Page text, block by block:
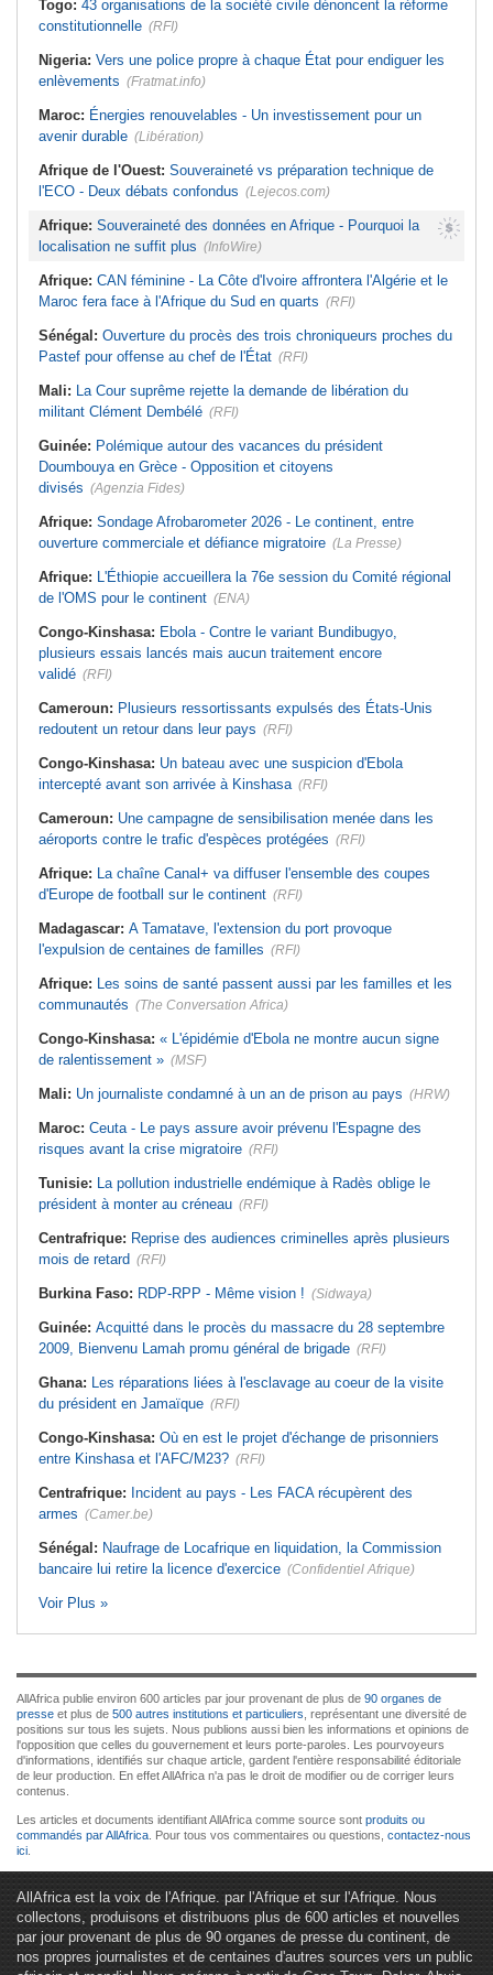
Togo: 43 organisations de la société civile dénoncent la réforme
constitutionnelle (RFI)
Nigeria: Vers une police propre à chaque État pour endiguer les
enlèvements (Fratmat.info)
Maroc: Énergies renouvelables - Un investissement pour un
avenir durable (Libération)
Afrique de l'Ouest: Souveraineté vs préparation technique de
l'ECO - Deux débats confondus (Lejecos.com)
Afrique: Souveraineté des données en Afrique - Pourquoi la
localisation ne suffit plus (InfoWire)
Afrique: CAN féminine - La Côte d'Ivoire affrontera l'Algérie et le
Maroc fera face à l'Afrique du Sud en quarts (RFI)
Sénégal: Ouverture du procès des trois chroniqueurs proches du
Pastef pour offense au chef de l'État (RFI)
Mali: La Cour suprême rejette la demande de libération du
militant Clément Dembélé (RFI)
Guinée: Polémique autour des vacances du président
Doumbouya en Grèce - Opposition et citoyens
divisés (Agenzia Fides)
Afrique: Sondage Afrobarometer 2026 - Le continent, entre
ouverture commerciale et défiance migratoire (La Presse)
Afrique: L'Éthiopie accueillera la 76e session du Comité régional
de l'OMS pour le continent (ENA)
Congo-Kinshasa: Ebola - Contre le variant Bundibugyo,
plusieurs essais lancés mais aucun traitement encore
validé (RFI)
Cameroun: Plusieurs ressortissants expulsés des États-Unis
redoutent un retour dans leur pays (RFI)
Congo-Kinshasa: Un bateau avec une suspicion d'Ebola
intercepté avant son arrivée à Kinshasa (RFI)
Cameroun: Une campagne de sensibilisation menée dans les
aéroports contre le trafic d'espèces protégées (RFI)
Afrique: La chaîne Canal+ va diffuser l'ensemble des coupes
d'Europe de football sur le continent (RFI)
Madagascar: A Tamatave, l'extension du port provoque
l'expulsion de centaines de familles (RFI)
Afrique: Les soins de santé passent aussi par les familles et les
communautés (The Conversation Africa)
Congo-Kinshasa: « L'épidémie d'Ebola ne montre aucun signe
de ralentissement » (MSF)
Mali: Un journaliste condamné à un an de prison au pays (HRW)
Maroc: Ceuta - Le pays assure avoir prévenu l'Espagne des
risques avant la crise migratoire (RFI)
Tunisie: La pollution industrielle endémique à Radès oblige le
président à monter au créneau (RFI)
Centrafrique: Reprise des audiences criminelles après plusieurs
mois de retard (RFI)
Burkina Faso: RDP-RPP - Même vision ! (Sidwaya)
Guinée: Acquitté dans le procès du massacre du 28 septembre
2009, Bienvenu Lamah promu général de brigade (RFI)
Ghana: Les réparations liées à l'esclavage au coeur de la visite
du président en Jamaïque (RFI)
Congo-Kinshasa: Où en est le projet d'échange de prisonniers
entre Kinshasa et l'AFC/M23? (RFI)
Centrafrique: Incident au pays - Les FACA récupèrent des
armes (Camer.be)
Sénégal: Naufrage de Locafrique en liquidation, la Commission
bancaire lui retire la licence d'exercice (Confidentiel Afrique)
Voir Plus »
AllAfrica publie environ 600 articles par jour provenant de plus de 90 organes de
presse et plus de 500 autres institutions et particuliers , représentant une diversité de
positions sur tous les sujets. Nous publions aussi bien les informations et opinions de
l'opposition que celles du gouvernement et leurs porte-paroles. Les pourvoyeurs
d'informations, identifiés sur chaque article, gardent l'entière responsabilité éditoriale
de leur production. En effet AllAfrica n'a pas le droit de modifier ou de corriger leurs
contenus.
Les articles et documents identifiant AllAfrica comme source sont produits ou
commandés par AllAfrica . Pour tous vos commentaires ou questions, contactez-nous
ici
AllAfrica est la voix de l'Afrique. par l'Afrique et sur l'Afrique. Nous
collectons, produisons et distribuons plus de 600 articles et nouvelles
par jour provenant de plus de 90 organes de presse du continent, de
nos propres journalistes et de centaines d'autres sources vers un public